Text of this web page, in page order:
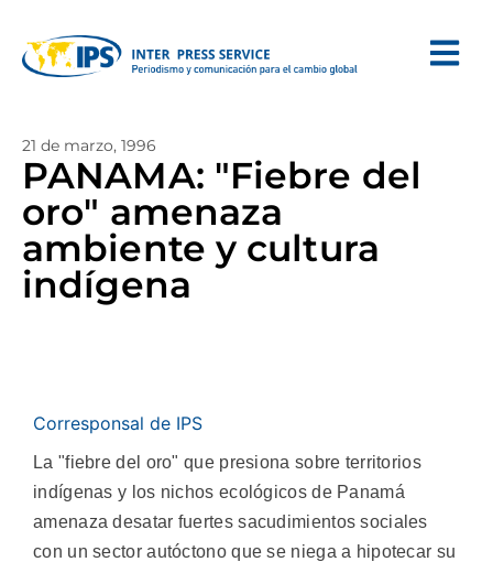
21 de marzo, 1996
PANAMA: "Fiebre del
oro" amenaza
ambiente y cultura
indígena
Corresponsal de IPS
La "fiebre del oro" que presiona sobre territorios
indígenas y los nichos ecológicos de Panamá
amenaza desatar fuertes sacudimientos sociales
con un sector autóctono que se niega a hipotecar su